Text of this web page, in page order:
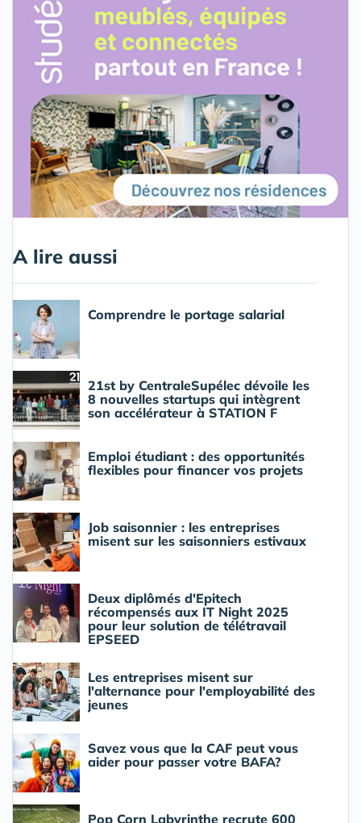
A lire aussi
Comprendre le portage salarial
21st by CentraleSupélec dévoile les
8 nouvelles startups qui intègrent
son accélérateur à STATION F
Emploi étudiant : des opportunités
flexibles pour financer vos projets
Job saisonnier : les entreprises
misent sur les saisonniers estivaux
Deux diplômés d'Epitech
récompensés aux IT Night 2025
pour leur solution de télétravail
EPSEED
Les entreprises misent sur
l'alternance pour l'employabilité des
jeunes
Savez vous que la CAF peut vous
aider pour passer votre BAFA?
Pop Corn Labyrinthe recrute 600